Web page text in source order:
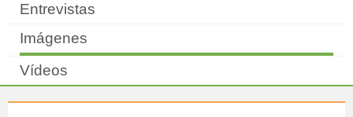
Entrevistas
Imágenes
Vídeos